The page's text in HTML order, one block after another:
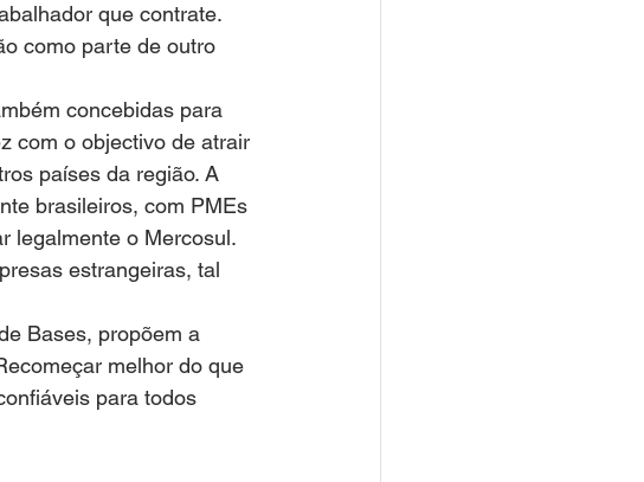
que contrate.
como parte de outro
concebidas para
com o objectivo de atrair
países da região. A
brasileiros, com PMEs
legalmente o Mercosul.
estrangeiras, tal
Bases, propõem a
melhor do que
​​para todos